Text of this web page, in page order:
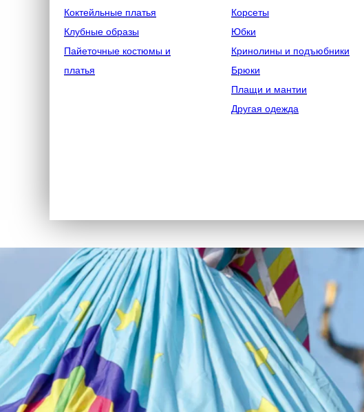
Коктейльные платья
Клубные образы
Пайеточные костюмы и
платья
Корсеты
Юбки
Кринолины и подъюбники
Брюки
Плащи и мантии
Другая одежда